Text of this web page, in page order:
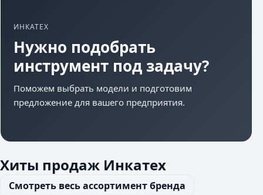
ИНКАТЕХ
Нужно подобрать
инструмент под задачу?
Поможем выбрать модели и подготовим
предложение для вашего предприятия.
Хиты продаж Инкатех
Смотреть весь ассортимент бренда